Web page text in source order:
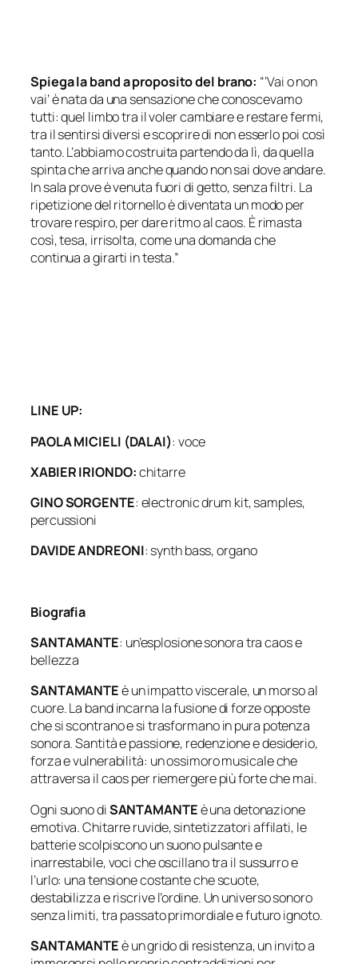
Spiega la band a proposito del brano: “‘Vai o non
vai’ è nata da una sensazione che conoscevamo
tutti: quel limbo tra il voler cambiare e restare fermi,
tra il sentirsi diversi e scoprire di non esserlo poi così
tanto. L’abbiamo costruita partendo da lì, da quella
spinta che arriva anche quando non sai dove andare.
In sala prove è venuta fuori di getto, senza filtri. La
ripetizione del ritornello è diventata un modo per
trovare respiro, per dare ritmo al caos. È rimasta
così, tesa, irrisolta, come una domanda che
continua a girarti in testa.”
LINE UP:
PAOLA MICIELI (DALAI): voce
XABIER IRIONDO:chitarre
GINO SORGENTE: electronic drum kit, samples,
percussioni
DAVIDE ANDREONI: synth bass, organo
Biografia
SANTAMANTE: un’esplosione sonora tra caos e
bellezza
SANTAMANTEè un impatto viscerale, un morso al
cuore. La band incarna la fusione di forze opposte
che si scontrano e si trasformano in pura potenza
sonora. Santità e passione, redenzione e desiderio,
forza e vulnerabilità: un ossimoro musicale che
attraversa il caos per riemergere più forte che mai.
Ogni suono diSANTAMANTEè una detonazione
emotiva. Chitarre ruvide, sintetizzatori affilati, le
batterie scolpiscono un suono pulsante e
inarrestabile, voci che oscillano tra il sussurro e
l’urlo: una tensione costante che scuote,
destabilizza e riscrive l’ordine. Un universo sonoro
senza limiti, tra passato primordiale e futuro ignoto.
SANTAMANTEè un grido di resistenza, un invito a